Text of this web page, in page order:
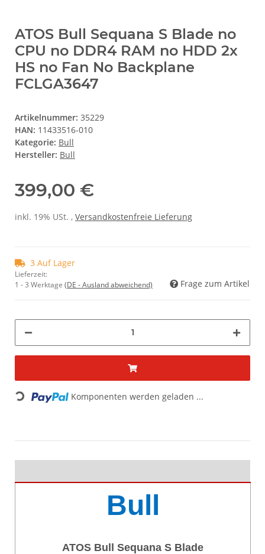
ATOS Bull Sequana S Blade no
CPU no DDR4 RAM no HDD 2x
HS no Fan No Backplane
FCLGA3647
Artikelnummer: 35229
HAN: 11433516-010
Kategorie: Bull
Hersteller: Bull
399,00 €
inkl. 19% USt. , Versandkostenfreie Lieferung
3 Auf Lager
Lieferzeit:
1 - 3 Werktage (DE - Ausland abweichend) Frage zum Artikel
Loading... Komponenten werden geladen ...
Bull
ATOS Bull Sequana S Blade